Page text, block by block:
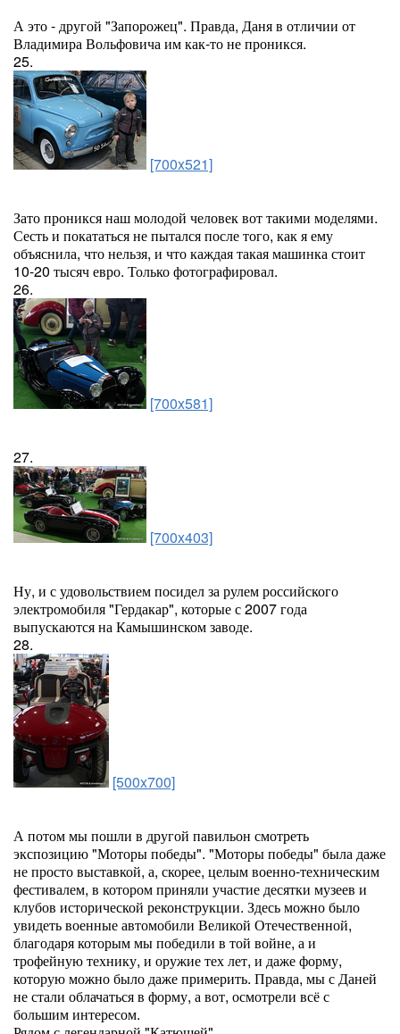
А это - другой "Запорожец". Правда, Даня в отличии от
Владимира Вольфовича им как-то не проникся.
25.
[700x521]
Зато проникся наш молодой человек вот такими моделями.
Сесть и покататься не пытался после того, как я ему
объяснила, что нельзя, и что каждая такая машинка стоит
10-20 тысяч евро. Только фотографировал.
26.
[700x581]
27.
[700x403]
Ну, и с удовольствием посидел за рулем российского
электромобиля "Гердакар", которые с 2007 года
выпускаются на Камышинском заводе.
28.
[500x700]
А потом мы пошли в другой павильон смотреть
экспозицию "Моторы победы". "Моторы победы" была даже
не просто выставкой, а, скорее, целым военно-техническим
фестивалем, в котором приняли участие десятки музеев и
клубов исторической реконструкции. Здесь можно было
увидеть военные автомобили Великой Отечественной,
благодаря которым мы победили в той войне, а и
трофейную технику, и оружие тех лет, и даже форму,
которую можно было даже примерить. Правда, мы с Даней
не стали облачаться в форму, а вот, осмотрели всё с
большим интересом.